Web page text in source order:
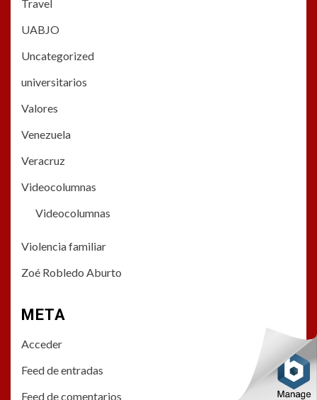
Travel
UABJO
Uncategorized
universitarios
Valores
Venezuela
Veracruz
Videocolumnas
Videocolumnas
Violencia familiar
Zoé Robledo Aburto
META
Acceder
Feed de entradas
Feed de comentarios